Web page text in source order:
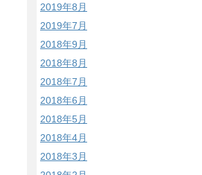
2019年8月
2019年7月
2018年9月
2018年8月
2018年7月
2018年6月
2018年5月
2018年4月
2018年3月